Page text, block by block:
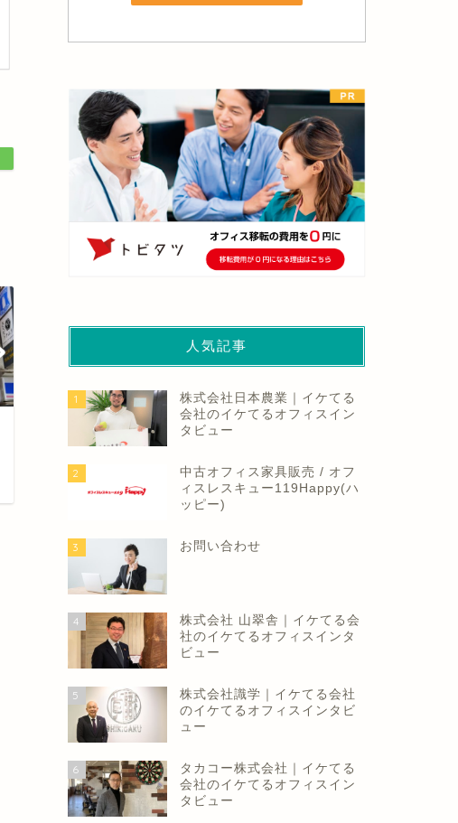
中小企業のオフィスニーズ捉
え、福利厚生にまで踏み込む！
2021年11月20日
人気記事
1
株式会社日本農業｜イケてる
会社のイケてるオフィスイン
タビュー
2
中古オフィス家具販売 / オフ
ィスレスキュー119Happy(ハ
ッピー)
3 お問い合わせ
4
株式会社 山翠舎｜イケてる会
社のイケてるオフィスインタ
ビュー
5
株式会社識学｜イケてる会社
のイケてるオフィスインタビ
ュー
6
タカコー株式会社｜イケてる
会社のイケてるオフィスイン
タビュー